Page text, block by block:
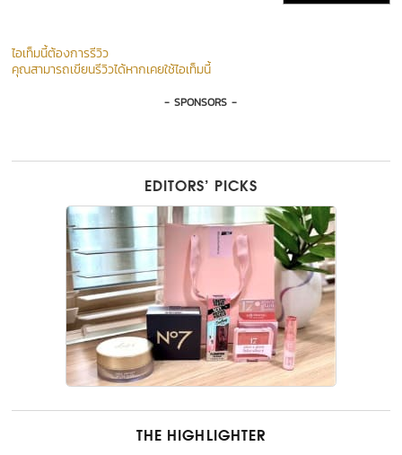
ไอเท็มนี้ต้องการรีวิว
คุณสามารถเขียนรีวิวได้หากเคยใช้ไอเท็มนี้
- SPONSORS -
EDITORS’ PICKS
THE HIGHLIGHTER